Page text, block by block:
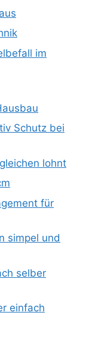
im
Schutz bei
lohnt
für
simpel und
selber
einfach